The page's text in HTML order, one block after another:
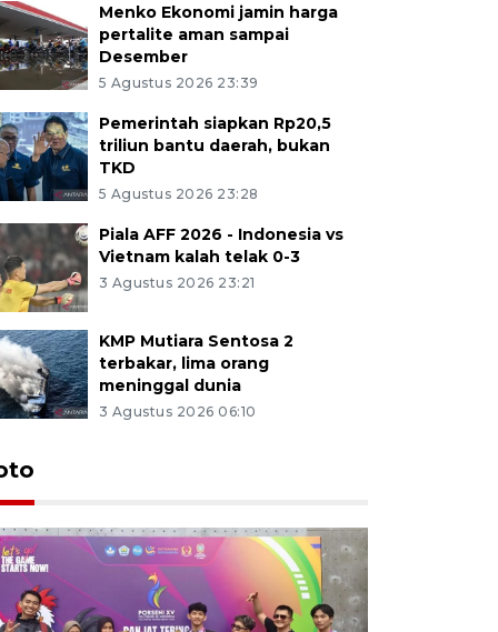
Menko Ekonomi jamin harga
pertalite aman sampai
Desember
5 Agustus 2026 23:39
Pemerintah siapkan Rp20,5
triliun bantu daerah, bukan
TKD
5 Agustus 2026 23:28
Piala AFF 2026 - Indonesia vs
Vietnam kalah telak 0-3
3 Agustus 2026 23:21
KMP Mutiara Sentosa 2
terbakar, lima orang
meninggal dunia
3 Agustus 2026 06:10